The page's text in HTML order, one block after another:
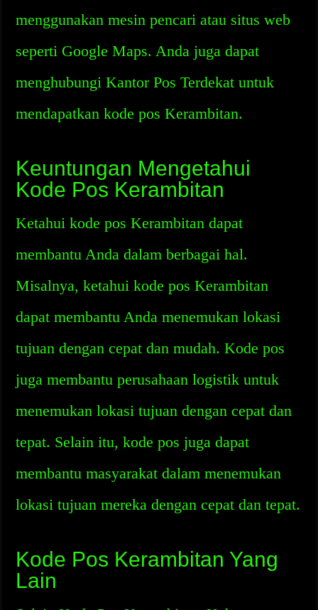
menggunakan mesin pencari atau situs web
seperti Google Maps. Anda juga dapat
menghubungi Kantor Pos Terdekat untuk
mendapatkan kode pos Kerambitan.
Keuntungan Mengetahui
Kode Pos Kerambitan
Ketahui kode pos Kerambitan dapat
membantu Anda dalam berbagai hal.
Misalnya, ketahui kode pos Kerambitan
dapat membantu Anda menemukan lokasi
tujuan dengan cepat dan mudah. Kode pos
juga membantu perusahaan logistik untuk
menemukan lokasi tujuan dengan cepat dan
tepat. Selain itu, kode pos juga dapat
membantu masyarakat dalam menemukan
lokasi tujuan mereka dengan cepat dan tepat.
Kode Pos Kerambitan Yang
Lain